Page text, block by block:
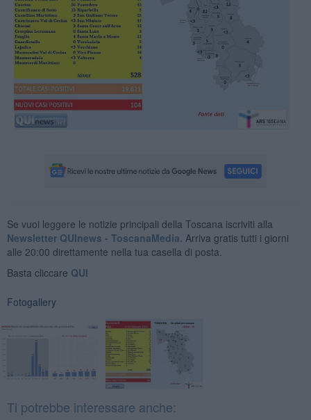
Se vuoi leggere le notizie principali della Toscana iscriviti alla
Newsletter QUInews - ToscanaMedia. Arriva gratis tutti i giorni
alle 20:00 direttamente nella tua casella di posta.
Basta cliccare QUI
Fotogallery
Ti potrebbe interessare anche: